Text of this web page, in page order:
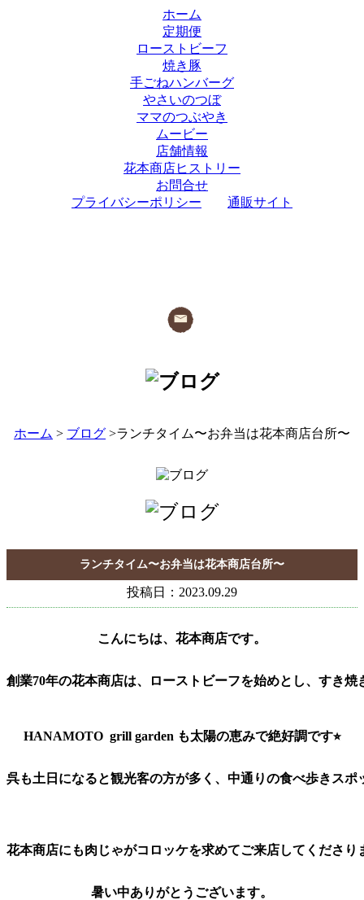
ホーム
定期便
ローストビーフ
焼き豚
手ごねハンバーグ
やさいのつぼ
ママのつぶやき
ムービー
店舗情報
花本商店ヒストリー
お問合せ
プライバシーポリシー
通販サイト
ホーム > ブログ >ランチタイム〜お弁当は花本商店台所〜
ランチタイム〜お弁当は花本商店台所〜
投稿日：2023.09.29
創業70年の花本商店は、ローストビーフを始めとし、すき
HANAMOTO  grill garden も太陽の恵みで絶好調です⭐︎
呉も土日になると観光客の方が多く、中通りの食べ歩きス
花本商店にも肉じゃがコロッケを求めてご来店してくださり
暑い中ありがとうございます。